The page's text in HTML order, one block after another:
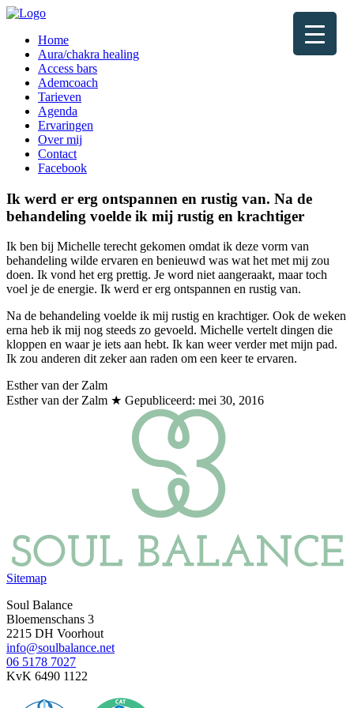
Home
Aura/chakra healing
Access bars
Ademcoach
Tarieven
Agenda
Ervaringen
Over mij
Contact
Facebook
Ik werd er erg ontspannen en rustig van. Na de
behandeling voelde ik mij rustig en krachtiger
Ik ben bij Michelle terecht gekomen omdat ik deze vorm van
behandeling wilde ervaren en benieuwd was wat het met mij zou
doen. Ik vond het erg prettig. Je word niet aangeraakt, maar toch
voel je de energie. Ik werd er erg ontspannen en rustig van.
Na de behandeling voelde ik mij rustig en krachtiger. Ook de weken
erna heb ik mij nog steeds zo gevoeld. Michelle vertelt dingen die
kloppen en waar je iets aan hebt. Ik kan weer verder met mijn pad.
Ik zou anderen dit zeker aan raden om een keer te ervaren.
Esther van der Zalm
Esther van der Zalm ★ Gepubliceerd: mei 30, 2016
Sitemap
Soul Balance
Bloemenschans 3
2215 DH Voorhout
info@soulbalance.net
06 5178 7027
KvK 6490 1122